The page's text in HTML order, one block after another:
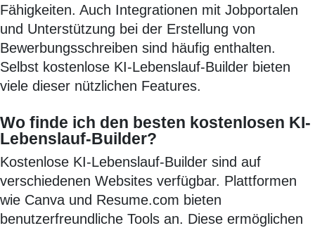
Fähigkeiten. Auch Integrationen mit Jobportalen
und Unterstützung bei der Erstellung von
Bewerbungsschreiben sind häufig enthalten.
Selbst kostenlose KI-Lebenslauf-Builder bieten
viele dieser nützlichen Features.
Wo finde ich den besten kostenlosen KI-
Lebenslauf-Builder?
Kostenlose KI-Lebenslauf-Builder sind auf
verschiedenen Websites verfügbar. Plattformen
wie Canva und Resume.com bieten
benutzerfreundliche Tools an. Diese ermöglichen